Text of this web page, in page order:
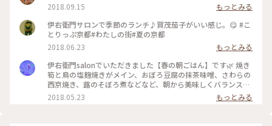
2018.09.15
もっとみる
伊右衛門サロンで季節のランチ♪賀茂茄子がいい感じ。😋 #こ
とりっぷ京都#わたしの街#夏の京都
2018.06.23
もっとみる
伊右衛門salonでいただきました【春の朝ごはん】です🌿 焼き
筍と鳥の塩麹焼きがメイン、おぼろ豆腐の抹茶味噌、さわらの
西京焼き、蕗のそぼろ煮などなど、朝から美味しくバランス良
くいただきました( ´͈ ᵕ `͈ ) 最初にいただいた抹茶入り玄米茶も
本当に美味しくて、つい長居してしまうsalonです♪ #伊右衛
2018.05.23 もっとみる